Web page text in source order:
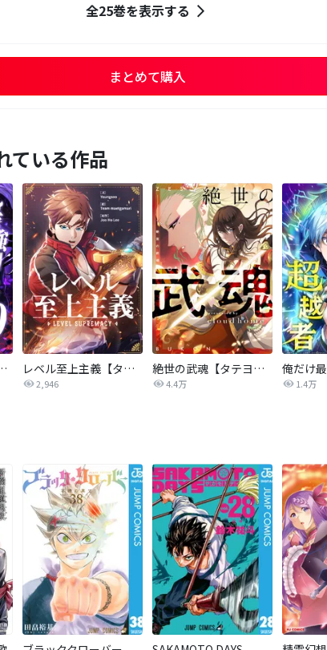
全25巻を表示する
まとめて購入
ている作品
全無双-【タテヨミ】 レベル至上主義【タテヨミ】
2,946
絶世の武魂【タテヨミ】
4.4万 1.4万